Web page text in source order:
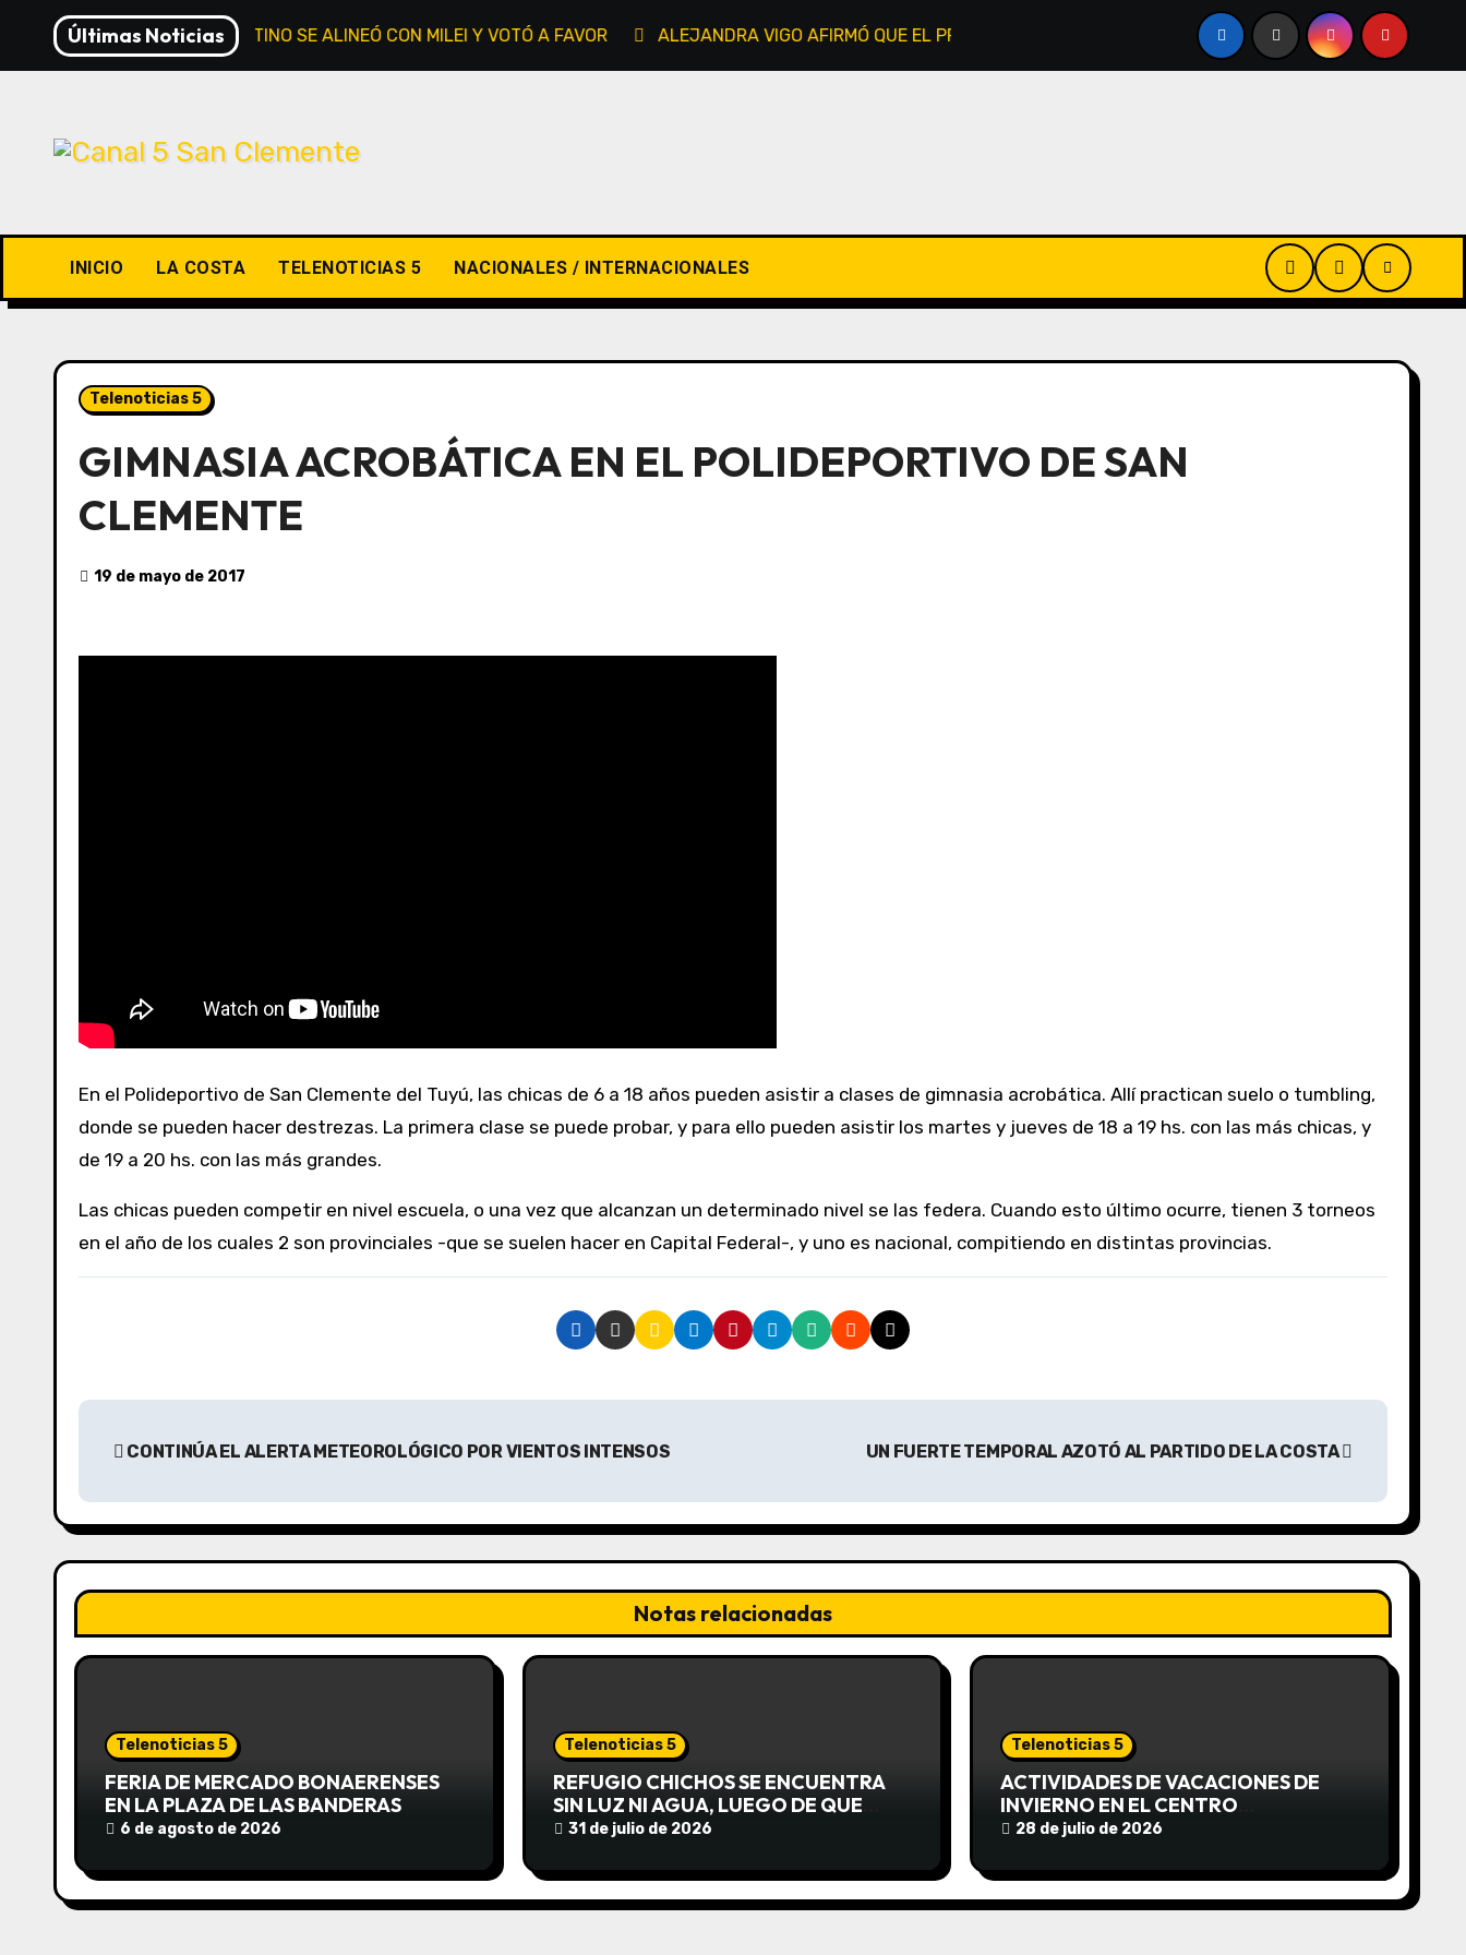
contenido
Últimas Noticias
EL BLOQUE CORRENTINO SE ALINEÓ CON MILEI Y VOTÓ A FAVOR ALEJANDRA VIGO AFIRMÓ QUE EL PROYECTO DE PROPIEDAD PRIVADA TERMINÓ SIENDO «UN
INICIO LA COSTA TELENOTICIAS 5 NACIONALES / INTERNACIONALES
Telenoticias 5
GIMNASIA ACROBÁTICA EN EL POLIDEPORTIVO DE SAN
CLEMENTE
19 de mayo de 2017
En el Polideportivo de San Clemente del Tuyú, las chicas de 6 a 18 años pueden asistir a clases de gimnasia acrobática. Allí practican suelo o tumbling,
donde se pueden hacer destrezas. La primera clase se puede probar, y para ello pueden asistir los martes y jueves de 18 a 19 hs. con las más chicas, y
de 19 a 20 hs. con las más grandes.
Las chicas pueden competir en nivel escuela, o una vez que alcanzan un determinado nivel se las federa. Cuando esto último ocurre, tienen 3 torneos
en el año de los cuales 2 son provinciales -que se suelen hacer en Capital Federal-, y uno es nacional, compitiendo en distintas provincias.
N
v
e
g
a
d
e
CONTINÚA EL ALERTA METEOROLÓGICO POR VIENTOS INTENSOS UN FUERTE TEMPORAL AZOTÓ AL PARTIDO DE LA COSTA
Notas relacionadas
Telenoticias 5
FERIA DE MERCADO BONAERENSES
EN LA PLAZA DE LAS BANDERAS
6 de agosto de 2026
Telenoticias 5
REFUGIO CHICHOS SE ENCUENTRA
SIN LUZ NI AGUA, LUEGO DE QUE
EDEA CORTARA EL SUMINISTRO SIN
31 de julio de 2026
Telenoticias 5
ACTIVIDADES DE VACACIONES DE
INVIERNO EN EL CENTRO
COMUNITARIO EL TALA
28 de julio de 2026